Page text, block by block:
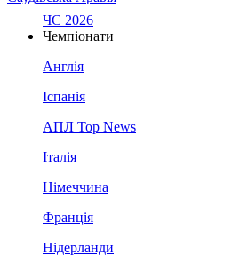
ЧС 2026
Чемпіонати
Англія
Іспанія
АПЛ Top News
Італія
Німеччина
Франція
Нідерланди